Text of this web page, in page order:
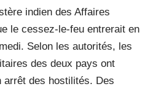
indien des Affaires
le cessez-le-feu entrerait en
Selon les autorités, les
des deux pays ont
arrêt des hostilités. Des